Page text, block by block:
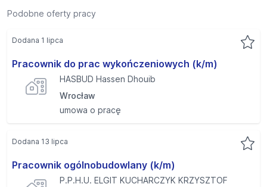
Podobne oferty pracy
Pracownik do prac wykończeniowych (k/m)
HASBUD Hassen Dhouib
Wrocław
umowa o pracę
Dodana 1 lipca
Pracownik ogólnobudowlany (k/m)
P.P.H.U. ELGIT KUCHARCZYK KRZYSZTOF
Dodana 13 lipca